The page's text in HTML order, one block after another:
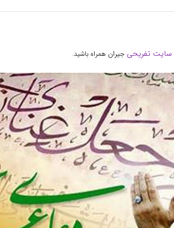
سایت تفریحی جیران همراه باشید.